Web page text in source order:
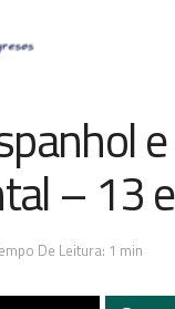
– 13
De Leitura: 1 min